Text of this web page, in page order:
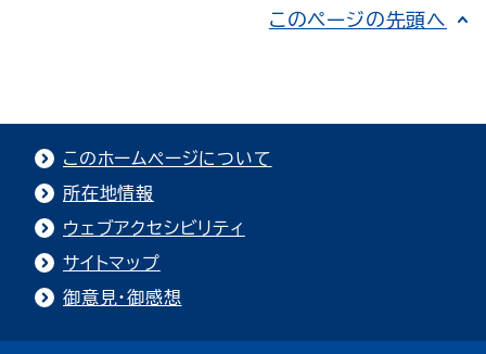
このページの先頭へ
このホームページについて
所在地情報
ウェブアクセシビリティ
サイトマップ
御意見・御感想